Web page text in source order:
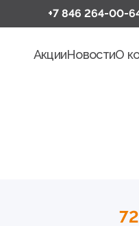
+7 846 264-00-
АкцииНовостиО